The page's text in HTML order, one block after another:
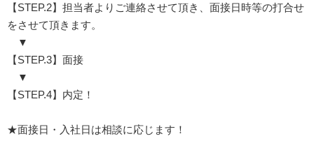
【STEP.2】担当者よりご連絡させて頂き、面接日時等の打合せ
をさせて頂きます。
▼
【STEP.3】面接
▼
【STEP.4】内定！
★面接日・入社日は相談に応じます！